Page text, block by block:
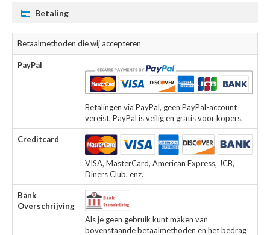
Betaling
Betaalmethoden die wij accepteren
PayPal
Betalingen via PayPal, geen PayPal-account
vereist. PayPal is veilig en gratis voor kopers.
Creditcard
VISA, MasterCard, American Express, JCB,
Diners Club, enz.
Bank
Overschrijving
Als je geen gebruik kunt maken van
bovenstaande betaalmethoden en het bedrag